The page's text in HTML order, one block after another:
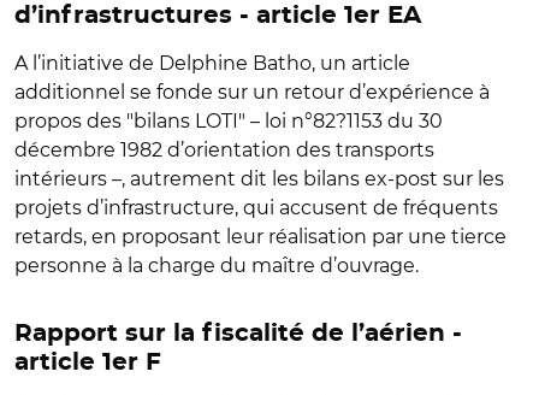
d’infrastructures - article 1er EA
A l’initiative de Delphine Batho, un article
additionnel se fonde sur un retour d’expérience à
propos des "bilans LOTI" – loi n°82?1153 du 30
décembre 1982 d’orientation des transports
intérieurs –, autrement dit les bilans ex-post sur les
projets d’infrastructure, qui accusent de fréquents
retards, en proposant leur réalisation par une tierce
personne à la charge du maître d’ouvrage.
Rapport sur la fiscalité de l’aérien -
article 1er F